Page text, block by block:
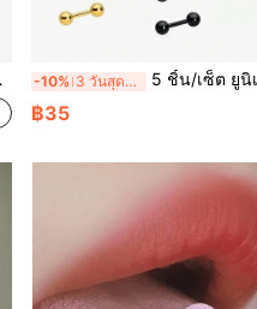
-10% 3 วันสุดท้าย 5 ชิ้น/เซ็ต ยูนิเซกส์ สแตนเลส ดัมเบล , คู่ ลูกบอล และ สองหัว หู สตั๊ด , และ ลูกปัดก
฿35